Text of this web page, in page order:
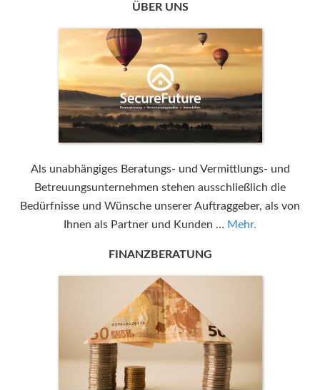
ÜBER UNS
Als unabhängiges Beratungs- und Vermittlungs- und
Betreuungsunternehmen stehen ausschließlich die
Bedürfnisse und Wünsche unserer Auftraggeber, als von
Ihnen als Partner und Kunden … Mehr.
FINANZBERATUNG